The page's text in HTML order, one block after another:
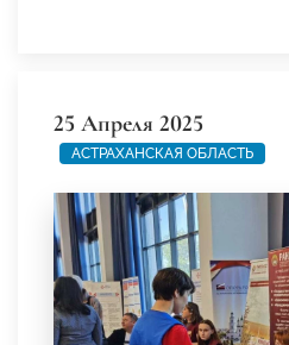
25 Апреля 2025
АСТРАХАНСКАЯ ОБЛАСТЬ